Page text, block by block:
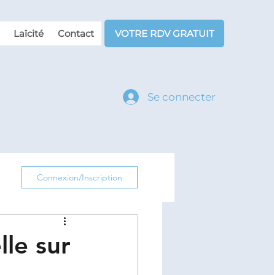
Laïcité Contact VOTRE RDV GRATUIT
Se connecter
Connexion/Inscription
sur